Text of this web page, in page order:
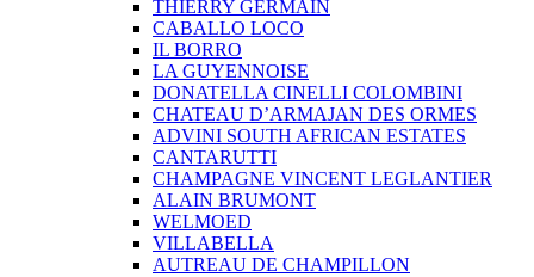
THIERRY GERMAIN
CABALLO LOCO
IL BORRO
LA GUYENNOISE
DONATELLA CINELLI COLOMBINI
CHATEAU D’ARMAJAN DES ORMES
ADVINI SOUTH AFRICAN ESTATES
CANTARUTTI
CHAMPAGNE VINCENT LEGLANTIER
ALAIN BRUMONT
WELMOED
VILLABELLA
AUTREAU DE CHAMPILLON